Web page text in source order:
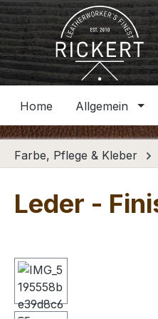
Hauptinhalt springen
Zur Suche springen
Zur Hauptnavigation
Home Allgemein
Farbe, Pflege & Kleber
Leder -
Bildergalerie überspringen